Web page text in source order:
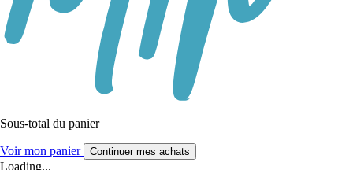
Sous-total du panier
Voir mon panier Continuer mes achats
Loading...